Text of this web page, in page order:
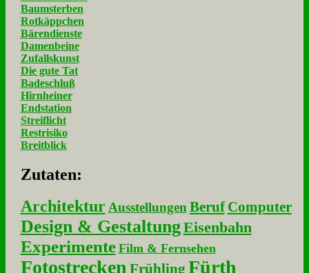
Baumsterben
Rotkäppchen
Bärendienste
Damenbeine
Zufallskunst
Die gute Tat
Badeschluß
Hirnheiner
Endstation
Streiflicht
Restrisiko
Breitblick
Zu­ta­ten:
Architektur Ausstellungen Beruf Computer
Design & GestaltungEisenbahn
Experimente Film & Fernsehen
Fotostrecken Frühling Fürth